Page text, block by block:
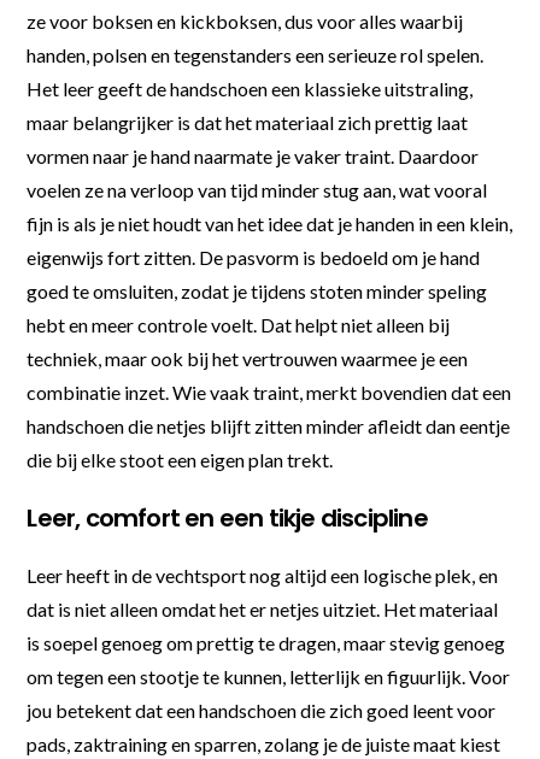
ze voor boksen en kickboksen, dus voor alles waarbij
handen, polsen en tegenstanders een serieuze rol spelen.
Het leer geeft de handschoen een klassieke uitstraling,
maar belangrijker is dat het materiaal zich prettig laat
vormen naar je hand naarmate je vaker traint. Daardoor
voelen ze na verloop van tijd minder stug aan, wat vooral
fijn is als je niet houdt van het idee dat je handen in een klein,
eigenwijs fort zitten. De pasvorm is bedoeld om je hand
goed te omsluiten, zodat je tijdens stoten minder speling
hebt en meer controle voelt. Dat helpt niet alleen bij
techniek, maar ook bij het vertrouwen waarmee je een
combinatie inzet. Wie vaak traint, merkt bovendien dat een
handschoen die netjes blijft zitten minder afleidt dan eentje
die bij elke stoot een eigen plan trekt.
Leer, comfort en een tikje discipline
Leer heeft in de vechtsport nog altijd een logische plek, en
dat is niet alleen omdat het er netjes uitziet. Het materiaal
is soepel genoeg om prettig te dragen, maar stevig genoeg
om tegen een stootje te kunnen, letterlijk en figuurlijk. Voor
jou betekent dat een handschoen die zich goed leent voor
pads, zaktraining en sparren, zolang je de juiste maat kiest